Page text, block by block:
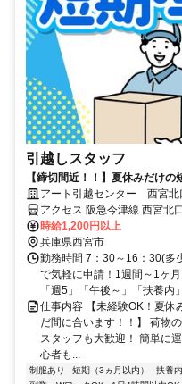
引越しスタッフ
【締切間近！！】夏休みだけ
額手渡しでスグ稼げる！誰でも
アート引越センター 西宮北
アクセス 阪急今津線 西宮北
北口北西口徒歩約1分、ＪＲ
北口駅」から徒歩1分
時給1,200円以上
兵庫県西宮市
勤務時間 7：30～16：30(
で気軽に申請！1週間～1ヶ
「週5」「午後～」「扶養
仕事内容 【未経験OK！夏休
だ間に合います！！】 荷物
スタッフも大歓迎！ 簡単に
心者も...
制服あり 短期（3ヵ月以内） 扶養